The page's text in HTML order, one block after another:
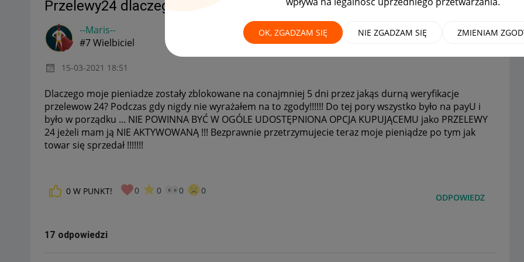
OK, ZGADZAM SIĘ NIE ZGADZAM SIĘ ZMIENIAM
Przelewy24 dlaczego nie mogę wypłacić pieniędzy?
--Maris--
#7 Wielbiciel
‎15-03-2021 18:51
Dlaczego moje pieniadze zostały zblokowane na conajmniej 5 dni przez jakąs durną weryfikacje
przelewow 24? Podczas gdy nigdy nie wyrażałem na to zgody!!!!!! Do tej pory wszystko było na payU i
było w porządku ... NIE POWINNA BYĆ W OGÓLE UDOSTĘPNIONA OPCJA KUPUJĄCEMU jako PRZELEWY
24 jeżeli mam ją NIE AKTYWOWANĄ !!! Bezprawnie przetrzymujecie teraz moje pieniądze po tym jak
towar się sprzedał !!!!!!!
0 W PUNKT! 0 0 0 0
ODPOWIEDZ
17 odpowiedzi